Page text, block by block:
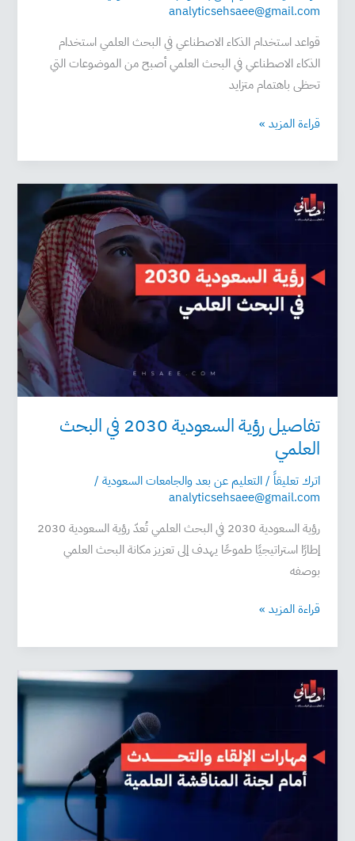
analyticsehsaee@gmail.com
قواعد استخدام الذكاء الاصطناعي في البحث العلمي استخدام
الذكاء الاصطناعي في البحث العلمي أصبح من الموضوعات التي
تحظى باهتمام متزايد
قراءة المزيد »
تفاصيل رؤية السعودية 2030 في البحث
العلمي
اترك تعليقاً /التعليم عن بعد والجامعات السعودية /
analyticsehsaee@gmail.com
رؤية السعودية 2030 في البحث العلمي تُعدّ رؤية السعودية 2030
إطارًا استراتيجيًا طموحًا يهدف إلى تعزيز مكانة البحث العلمي
بوصفه
تفاصيل
رؤية
في
البحث
العلمي
قراءة المزيد »
مهارات
الإلقاء
ال7
أمام
لجنة